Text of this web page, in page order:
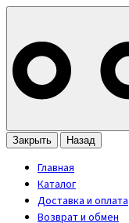
Закрыть Назад
Главная
Каталог
Доставка и оплата
Возврат и обмен